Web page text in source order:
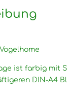
ist farbig mit
DIN-A4